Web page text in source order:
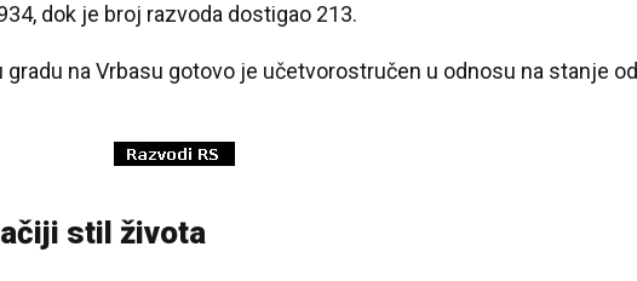
dok je broj razvoda dostigao 213.
gradu na Vrbasu gotovo je učetvorostručen u odnosu na stanje od
stil života